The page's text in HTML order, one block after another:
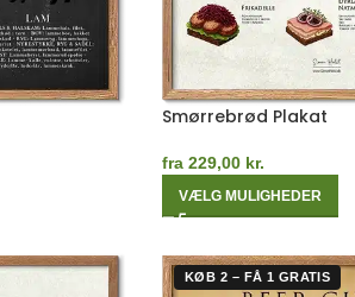
Smørrebrød Plakat
fra 229,00 kr.
VÆLG MULIGHEDER
KØB 2 – FÅ 1 GRATIS